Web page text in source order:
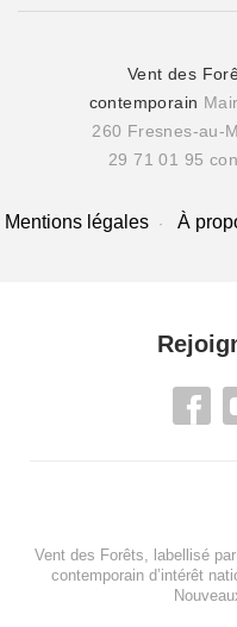
Vent des
contemporain
260 Fresnes-au-
29 71 01 95
Mentions légales À
Vent des Forêts, labellisé
contemporain d’intérêt